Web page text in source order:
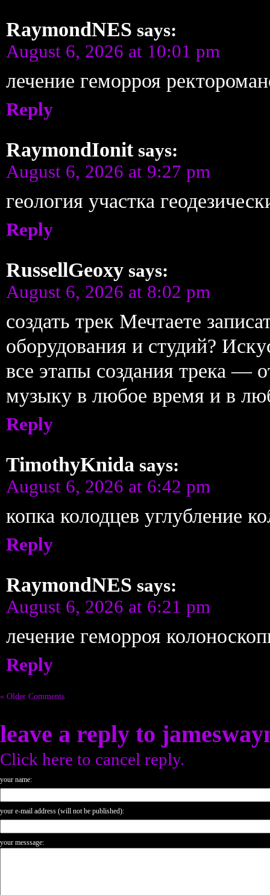
RaymondNES says:
August 6, 2026 at 10:01 pm
лечение геморроя
Reply
RaymondIonit says:
August 6, 2026 at 9:27 pm
геология участка
Reply
RussellGeoxy says:
August 6, 2026 at 8:02 pm
создать трек Мечтаете
оборудования и студий?
все этапы создания трека —
музыку в любое время и в
Reply
TimothyKnida says:
August 6, 2026 at 6:42 pm
копка колодцев углубление
Reply
RaymondNES says:
August 6, 2026 at 6:21 pm
лечение геморроя
Reply
« Older Comments
leave a reply to
Click here to cancel reply.
your name:
your e-mail address (will not be published):
your messsage: